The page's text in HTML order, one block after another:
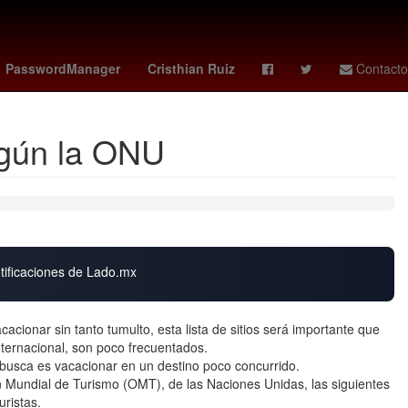
PasswordManager Cristhian Ruiz Contacto
ceci flores chicharito cruz azul manu koné Javier Poza
la ONU
de Lado.mx
sin tanto tumulto, esta lista de sitios será importante que
son poco frecuentados.
es vacacionar en un destino poco concurrido.
de Turismo (OMT), de las Naciones Unidas, las siguientes